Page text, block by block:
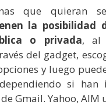
que quieran
la posibilidad
o privada, al
del gadget,
y luego
si han
Gmail. Yahoo, AIM